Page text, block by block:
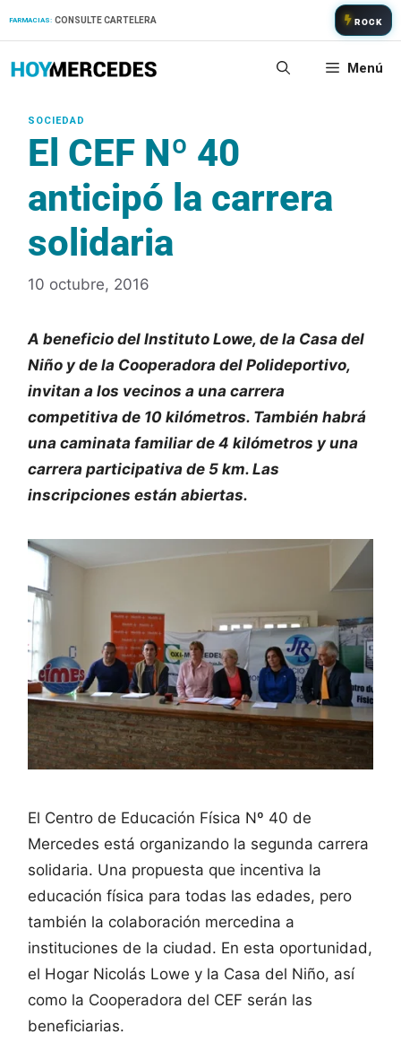
FARMACIAS: CONSULTE CARTELERA ROCK
Menú
El CEF Nº 40
anticipó la carrera
solidaria
10 octubre, 2016
A beneficio del Instituto Lowe, de la Casa del
Niño y de la Cooperadora del Polideportivo,
invitan a los vecinos a una carrera
competitiva de 10 kilómetros. También habrá
una caminata familiar de 4 kilómetros y una
carrera participativa de 5 km. Las
inscripciones están abiertas.
El Centro de Educación Física Nº 40 de
Mercedes está organizando la segunda carrera
solidaria. Una propuesta que incentiva la
educación física para todas las edades, pero
también la colaboración mercedina a
instituciones de la ciudad. En esta oportunidad,
el Hogar Nicolás Lowe y la Casa del Niño, así
como la Cooperadora del CEF serán las
beneficiarias.